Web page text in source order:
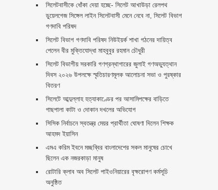
‎সিলেটবাসীকে ধোঁকা দেয়া হচ্ছে- সিলেট আখাউড়া রেলপথ
ডুয়েলগেজ সিঙ্গেল লাইন সিলেটবাসী মেনে নেবে না, সিলেট বিভাগ
গণদাবি পরিষদ
সিলেট বিভাগ গণদাবি পরিষদ নিউইয়র্ক শাখা গঠনের দায়িত্ব
পেলেন বীর মুক্তিযোদ্ধা মাহবুবুর রহমান চৌধুরী ‎ ‎
সিলেট বিভাগীয় সরকারি গণগ্রন্থাগারের জুলাই গণঅভ্যুত্থান
দিবস ২০২৬ উপলক্ষে স্মৃতিচারণমূলক আলোচনা সভা ও পুরষ্কার
বিতরণ ‎ ‎
সিলেটে আব্দুল্লাহ হত্যাকাণ্ডের পর আসামিপক্ষের বাড়িতে
গাছপালা কাটা ও দোকান দখলের অভিযোগ
সিসিক নির্বাচনে স্বতন্ত্র মেয়র প্রার্থীতা ঘোষণা দিলেন শিক্ষক
আহমদ ইয়াসিন
এমএ করিম ইবনে মচ্ছব্বির বাংলাদেশের সকল মানুষের চোখে
ছিলেন এক নজরকাড়া মানুষ ‎
রোটারি ক্লাব অব সিলেট পাইওনিয়ারের বৃক্ষরোপণ কর্মসূচি
অনুষ্ঠিত